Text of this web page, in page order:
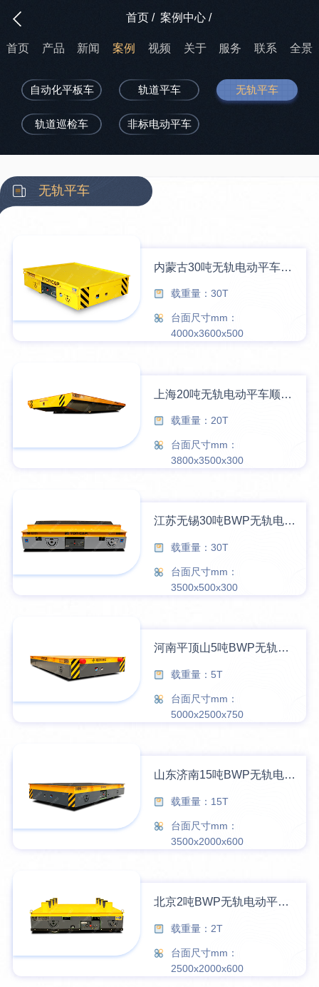
首页/ 案例中心/
首页 产品 新闻 案例 视频 关于 服务 联系 全景
自动化平板车 轨道平车 无轨平车
轨道巡检车 非标电动平车
无轨平车
内蒙古30吨无轨电动平车交付成功
载重量：30T
台面尺寸mm：
4000x3600x500
上海20吨无轨电动平车顺利交付
载重量：20T
台面尺寸mm：
3800x3500x300
江苏无锡30吨BWP无轨电动平车顺利交付
载重量：30T
台面尺寸mm：
3500x500x300
河南平顶山5吨BWP无轨电动平车交付成功
载重量：5T
台面尺寸mm：
5000x2500x750
山东济南15吨BWP无轨电动平车交付成功
载重量：15T
台面尺寸mm：
3500x2000x600
北京2吨BWP无轨电动平车交付成功
载重量：2T
台面尺寸mm：
2500x2000x600